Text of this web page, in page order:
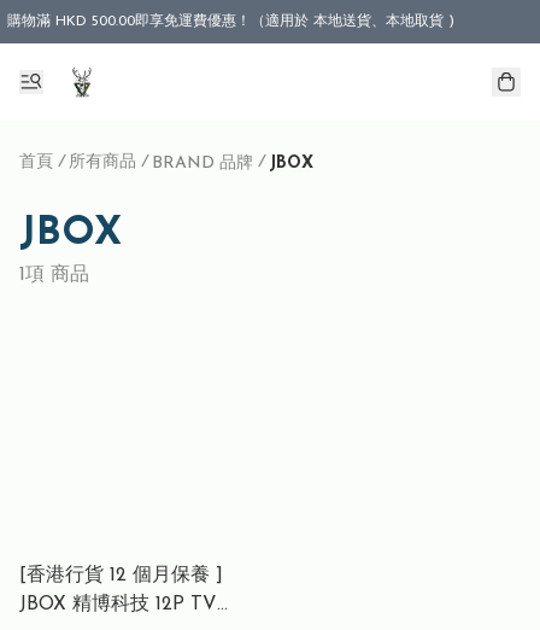
購物滿 HKD 500.00即享免運費優惠！（適用於 本地送貨、本地取貨 )
首頁 / 所有商品 / BRAND 品牌 / JBOX
JBOX
1項 商品
[香港行貨 12 個月保養 ]
JBOX 精博科技 12P TV